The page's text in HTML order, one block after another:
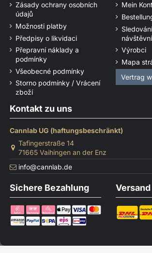
Zásady ochrany osobních
údajů
Možnosti platby
Předpisy o likvidaci
Přepravní náklady a
podmínky
Všeobecné podmínky
Storno podmínky / Vrácení
zboží
Mein
Výrobci
Mapa
Vertrag
Kontakt zu uns
Cannlab UG (haftungsbeschränkt)
Tafingerstraße 14
71665 Vaihingen an der Enz
info@cannlab.de
Sichere Bezahlung Versand